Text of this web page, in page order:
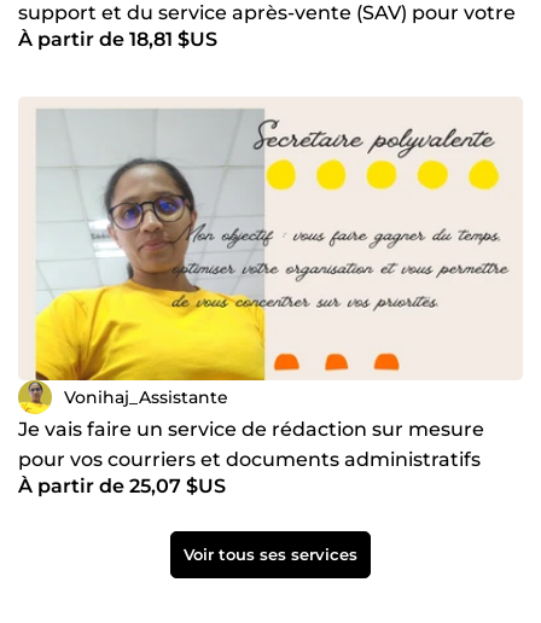
support et du service après-vente (SAV) pour votre
site e-c
À partir de 18,81 $US
Vonihaj_Assistante
Je vais faire un service de rédaction sur mesure
pour vos courriers et documents administratifs
À partir de 25,07 $US
Voir tous ses services